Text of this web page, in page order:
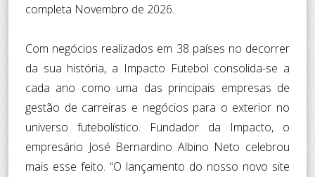
completa Novembro de 2026.
Com negócios realizados em 38 países no decorrer
da sua história, a Impacto Futebol consolida-se a
cada ano como uma das principais empresas de
gestão de carreiras e negócios para o exterior no
universo futebolístico. Fundador da Impacto, o
empresário José Bernardino Albino Neto celebrou
mais esse feito. “O lançamento do nosso novo site